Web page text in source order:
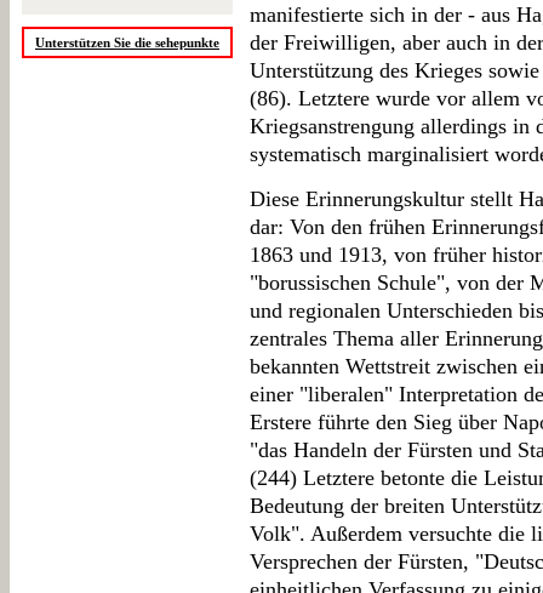
Unterstützen Sie die sehepunkte
manifestierte sich in der - aus
der Freiwilligen, aber auch in
Unterstützung des Krieges
(86). Letztere wurde vor allem
Kriegsanstrengung allerdings in
systematisch marginalisiert
Diese Erinnerungskultur stellt
dar: Von den frühen
1863 und 1913, von früher
"borussischen Schule", von der
und regionalen Unterschieden
zentrales Thema aller
bekannten Wettstreit zwischen
einer "liberalen" Interpretation
Erstere führte den Sieg über
"das Handeln der Fürsten und
(244) Letztere betonte die
Bedeutung der breiten
Volk". Außerdem versuchte die
Versprechen der Fürsten,